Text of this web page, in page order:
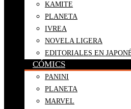
KAMITE
PLANETA
IVREA
NOVELA LIGERA
EDITORIALES EN
CÓMICS
PANINI
PLANETA
MARVEL